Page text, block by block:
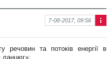
ор
ма
ція
7-08-2017, 09:56
речовин та потоків енергії в
ланцюг»;